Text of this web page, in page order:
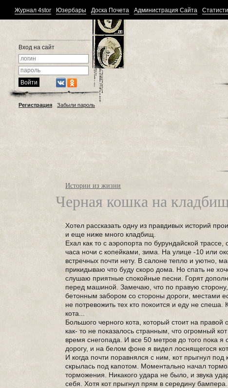
Журнал 4stor Юзербары Доска Почета Администрация Сайта
Вход на сайт
Регистрация Забыли пароль
Истории из жизни
Черная кошка на
Хотел рассказать одну из правдивых историй
и еще ниже много кладбищ.
Ехал как то с аэропорта по бурундайской
часа ночи с копейками, зима. На улице -10 или
встречных почти нету. В салоне тепло и уютно,
прикидываю что буду скоро дома. Но спать не
слушаю приятные спокойные песни. Горят
перед машиной. Замечаю, что по правую
бетонным забором со стороны дороги, местами
не потревожить тех кто покоится и еду не
кота...
Большого черного кота, который стоит на
как- то не показалось странным, что огромный
время снегопада. И все 50 метров до того пока
дорогу, и на белом фоне я видел лоснящегося
И когда почти поравнялся с ним, кот прыгнул под
скрылась под капотом. Моментально начал
торможения. Никакого удара не было, и звука
себя. Хотя кот прыгнул прям в середину